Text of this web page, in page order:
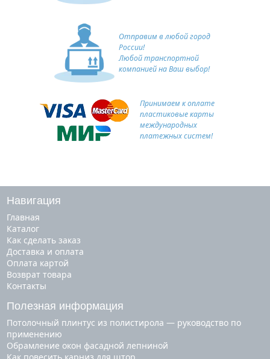
Отправим в любой город
России!
Любой транспортной
компанией на Ваш выбор!
Принимаем к оплате
пластиковые карты
международных
платежных систем!
Навигация
Главная
Каталог
Как сделать заказ
Доставка и оплата
Оплата картой
Возврат товара
Контакты
Полезная информация
Потолочный плинтус из полистирола — руководство по
применению
Обрамление окон фасадной лепниной